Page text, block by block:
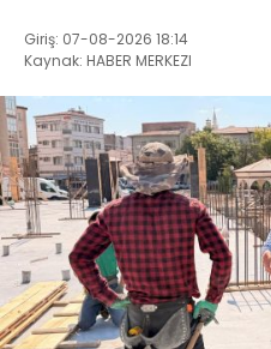
Giriş: 07-08-2026 18:14
Kaynak: HABER MERKEZI